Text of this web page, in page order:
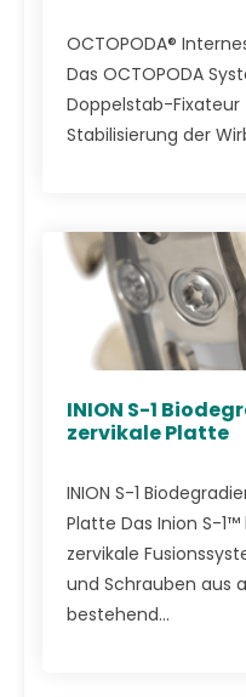
OCTOPODA®
Das OCTOPODA
Doppelstab-
Stabilisierung der
INION S-1
zervikale Platte
INION S-1
Platte Das Inion S-
zervikale
und Schrauben aus
bestehend...